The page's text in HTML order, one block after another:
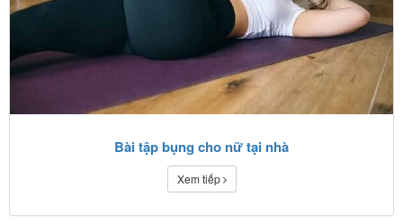
Bài tập bụng cho nữ tại nhà
Xem tiếp